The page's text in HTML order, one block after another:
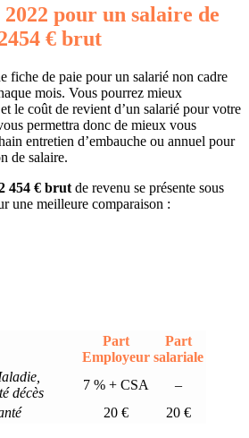
pour un salaire de
€ brut
fiche de paie pour un salarié non cadre
mois. Vous pourrez mieux
le coût de revient d’un salarié pour votre
permettra donc de mieux vous
entretien d’embauche ou annuel pour
de salaire.
454 € brut de revenu se présente sous
une meilleure comparaison :
Part
Employeur
Part
salariale
décès
7 % + CSA
–
20 € 20 €